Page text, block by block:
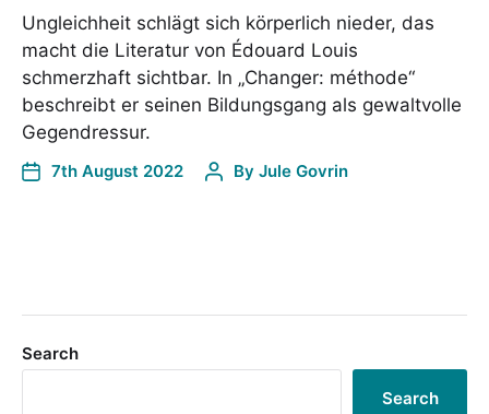
Ungleichheit schlägt sich körperlich nieder, das
macht die Literatur von Édouard Louis
schmerzhaft sichtbar. In „Changer: méthode“
beschreibt er seinen Bildungsgang als gewaltvolle
Gegendressur.
7th August 2022 By Jule Govrin
Search
Search